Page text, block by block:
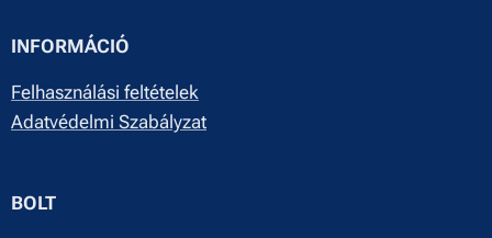
INFORMÁCIÓ
Felhasználási feltételek
Adatvédelmi Szabályzat
BOLT